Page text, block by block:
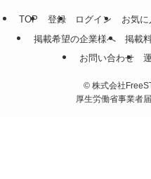
TOP 登録 ログイン お気に
掲載希望の企業様へ
掲載
お問い合わせ
© 株式会社
厚生労働省事業者